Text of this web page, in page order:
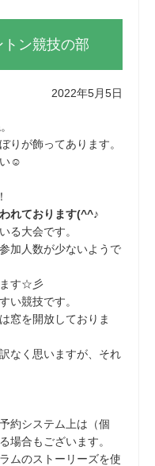
ン競技の部
2022年5月5日
りが飾ってあります。
い☺
れております(^^♪
る大会です。
加人数が少ないようで
ます☆彡
い競技です。
窓を開放しておりま
なく思いますが、それ
約システム上は（個
場合もございます。
ムのストーリーズを使